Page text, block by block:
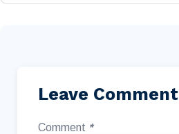
Leave Comment
Comment *